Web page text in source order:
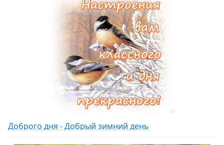
Доброго дня - Добрый зимний день